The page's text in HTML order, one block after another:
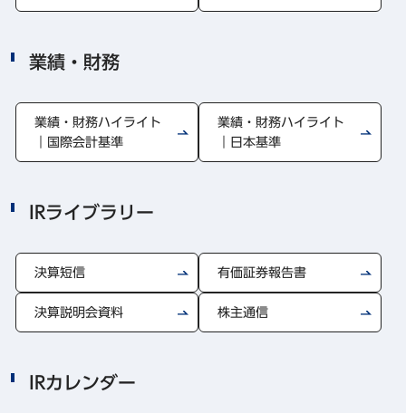
業績・財務
業績・財務ハイライト
｜国際会計基準
業績・財務ハイライト
｜日本基準
IRライブラリー
決算短信 有価証券報告書
決算説明会資料 株主通信
IRカレンダー